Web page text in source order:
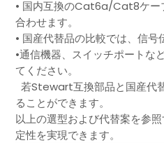
• 国内互換のCat6a/Cat8ケー
合わせます。
• 国産代替品の比較では、信
•通信機器、スイッチポートな
てください。
若Stewart互換部品と国産代
ることができます。
以上の選型および代替案を参
定性を実現できます。